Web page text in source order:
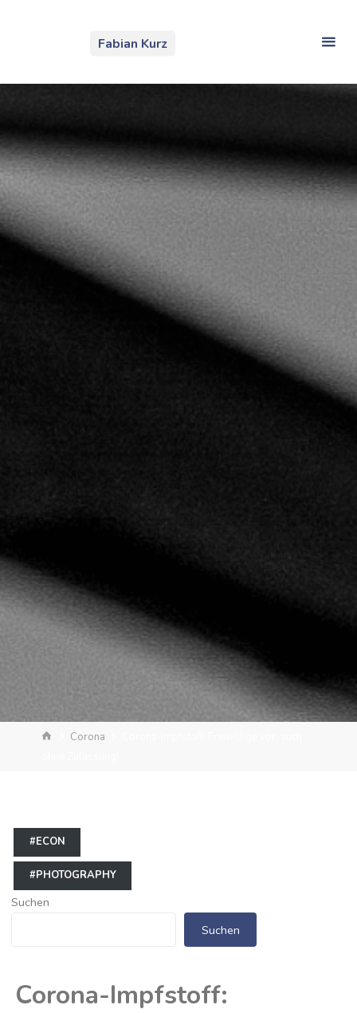
Fabian Kurz
StartCorona
#ECON
#PHOTOGRAPHY
Suchen
Suchen
Corona-Impfstoff: